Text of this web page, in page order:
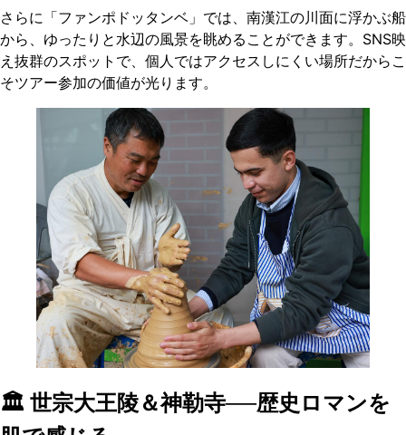
さらに「ファンポドッタンベ」では、南漢江の川面に浮かぶ船
から、ゆったりと水辺の風景を眺めることができます。SNS映
え抜群のスポットで、個人ではアクセスしにくい場所だからこ
そツアー参加の価値が光ります。
🏛️ 世宗大王陵＆神勒寺──歴史ロマンを